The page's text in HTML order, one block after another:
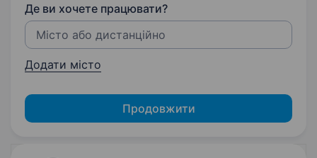
Де ви хочете працювати?
Додати місто
Продовжити